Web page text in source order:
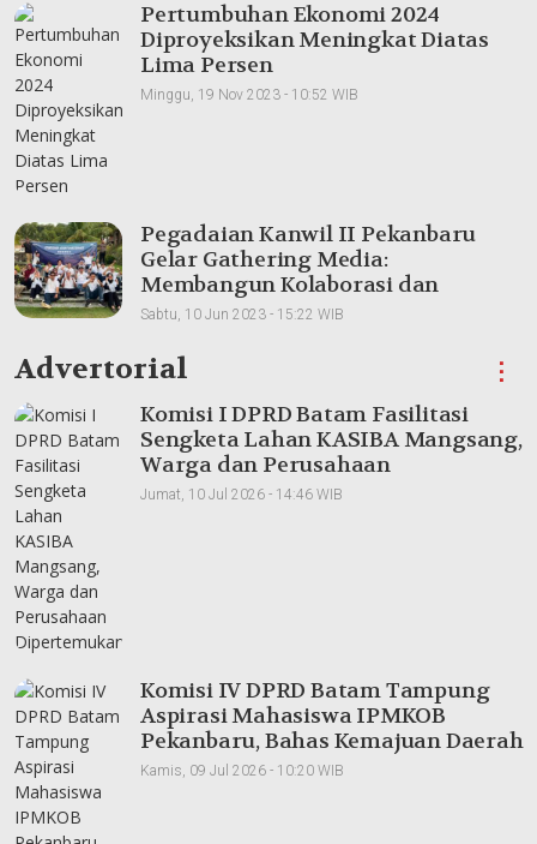
Pertumbuhan Ekonomi 2024
Diproyeksikan Meningkat Diatas
Lima Persen
Minggu, 19 Nov 2023 - 10:52 WIB
Pegadaian Kanwil II Pekanbaru
Gelar Gathering Media:
Membangun Kolaborasi dan
Meningkatkan Pemahaman Produk
Sabtu, 10 Jun 2023 - 15:22 WIB
Advertorial ⋮
Komisi I DPRD Batam Fasilitasi
Sengketa Lahan KASIBA Mangsang,
Warga dan Perusahaan
Dipertemukan
Jumat, 10 Jul 2026 - 14:46 WIB
Komisi IV DPRD Batam Tampung
Aspirasi Mahasiswa IPMKOB
Pekanbaru, Bahas Kemajuan Daerah
Kamis, 09 Jul 2026 - 10:20 WIB